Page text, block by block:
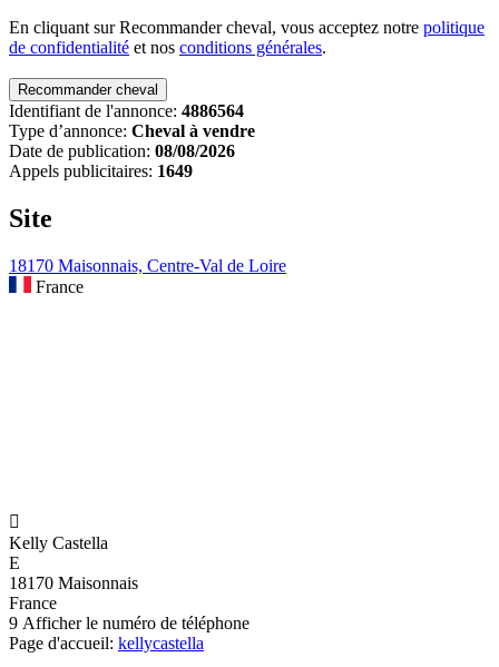
En cliquant sur Recommander cheval, vous acceptez notre politique
de confidentialité et nos conditions générales.
Identifiant de l'annonce: 4886564
Type d’annonce: Cheval à vendre
Date de publication: 08/08/2026
Appels publicitaires: 1649
Site
18170 Maisonnais, Centre-Val de Loire
France

Kelly Castella
E
18170 Maisonnais
France
9 Afficher le numéro de téléphone
Page d'accueil: kellycastella